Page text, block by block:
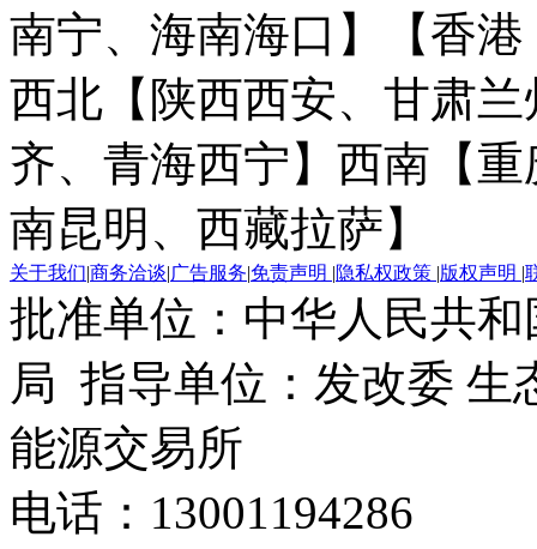
南宁、海南海口】
【香
西北【陕西西安、甘肃
齐、青海西宁】 西南【
南昆明、西藏拉萨】
关于我们|商务洽谈|广告服务|免责声明 |隐私权政策 |版权声明 |
批准单位：中华人民共
局 指导单位：发改委 生
能源交易所
电话：13001194286